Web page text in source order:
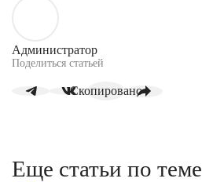
Администратор
Поделиться статьей
Скопировано
Еще статьи по теме